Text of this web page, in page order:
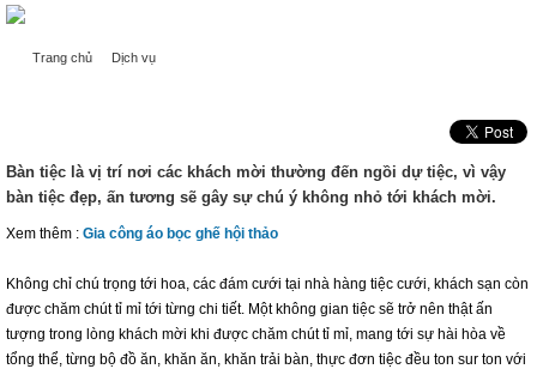
Trang chủ Dịch vụ
Bàn tiệc là vị trí nơi các khách mời thường đến ngồi dự tiệc, vì vậy
bàn tiệc đẹp, ấn tương sẽ gây sự chú ý không nhỏ tới khách mời.
Xem thêm : Gia công áo bọc ghế hội thảo
Không chỉ chú trọng tới hoa, các đám cưới tại nhà hàng tiệc cưới, khách sạn còn
được chăm chút tỉ mỉ tới từng chi tiết. Một không gian tiệc sẽ trở nên thật ấn
tượng trong lòng khách mời khi được chăm chút tỉ mỉ, mang tới sự hài hòa về
tổng thể, từng bộ đồ ăn, khăn ăn, khăn trải bàn, thực đơn tiệc đều ton sur ton với